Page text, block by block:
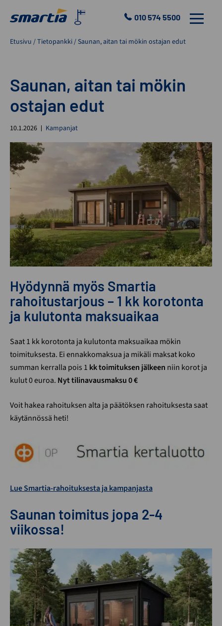
Oy
010 574 5500 VALIKKO
Etusivu /Tietopankki/ Saunan, aitan tai mökin ostajan edut
Saunan, aitan tai mökin
ostajan edut
10.1.2026 Kampanjat
Hyödynnä myös Smartia
rahoitustarjous – 1 kk korotonta
ja kulutonta maksuaikaa
Saat 1 kk korotonta ja kulutonta maksuaikaa mökin
toimituksesta. Ei ennakkomaksua ja mikäli maksat koko
summan kerralla pois 1 kk toimituksen jälkeen niin korot ja
kulut 0 euroa. Nyt tilinavausmaksu 0 €
Voit hakea rahoituksen alta ja päätöksen rahoituksesta saat
käytännössä heti!
Lue Smartia-rahoituksesta ja kampanjasta
Saunan toimitus jopa 2-4
viikossa!